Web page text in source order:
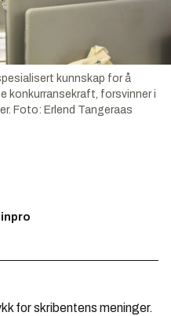
kunnskap for å
konkurransekraft, forsvinner i
Foto: Erlend Tangeraas
for skribentens meninger.